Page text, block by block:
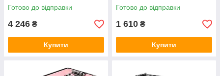
Готово до відправки
4 246 ₴
Купити
Готово до відправки
1 610 ₴
Купити